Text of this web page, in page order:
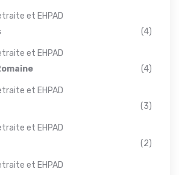
et EHPAD
(4)
et EHPAD
(4)
et EHPAD
(3)
et EHPAD
(2)
et EHPAD